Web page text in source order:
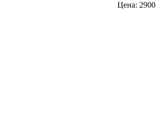
Цена: 2900